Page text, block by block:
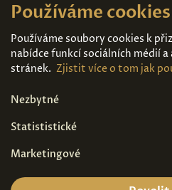
Domů
Expozice
Díla k prodeji
Používáme cookies
Používáme soubory cookies k
nabídce funkcí sociálních médií
stránek. Zjistit více o tom jak
Nezbytné
Statististické
Marketingové